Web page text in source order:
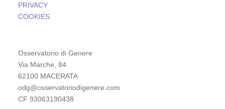
PRIVACY
COOKIES
Osservatorio di Genere
Via Marche, 84
62100 MACERATA
odg@osservatoriodigenere.com
CF 93063190438